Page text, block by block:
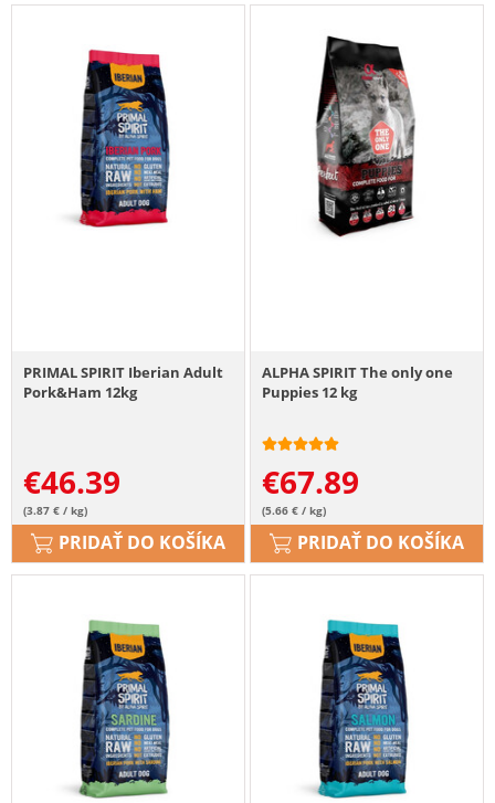
PRIMAL SPIRIT Iberian Adult
Pork&Ham 12kg
€46.39
(3.87 € / kg)
PRIDAŤ DO KOŠÍKA
ALPHA SPIRIT The only one
Puppies 12 kg
€67.89
(5.66 € / kg)
PRIDAŤ DO KOŠÍKA